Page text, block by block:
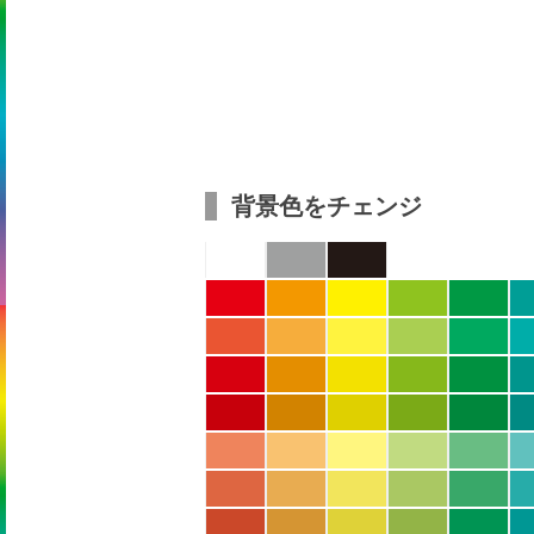
背景色をチェンジ